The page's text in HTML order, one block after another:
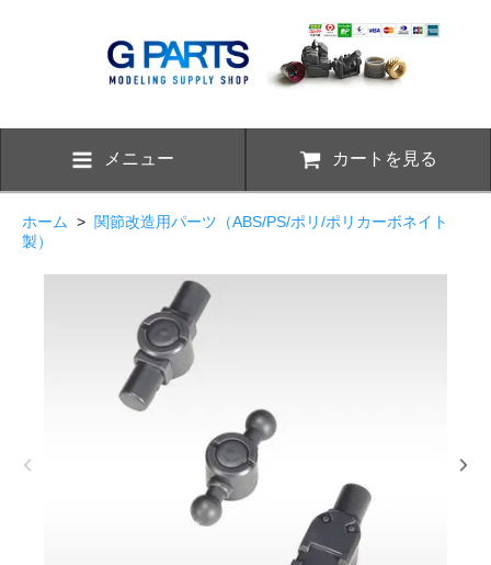
メニュー カートを見る
ホーム > 関節改造用パーツ（ABS/PS/ポリ/ポリカーボネイト
製）